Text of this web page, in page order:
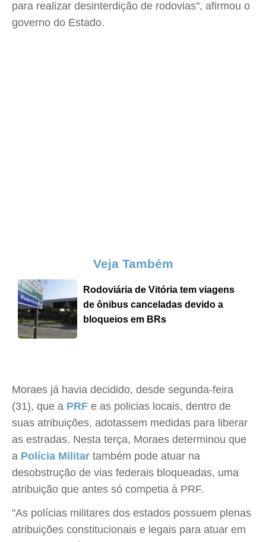
para realizar desinterdição de rodovias", afirmou o
governo do Estado.
Veja Também
Rodoviária de Vitória tem viagens
de ônibus canceladas devido a
bloqueios em BRs
Moraes já havia decidido, desde segunda-feira
(31), que a PRF e as policias locais, dentro de
suas atribuições, adotassem medidas para liberar
as estradas. Nesta terça, Moraes determinou que
a Polícia Militar também pode atuar na
desobstrução de vias federais bloqueadas, uma
atribuição que antes só competia à PRF.
"As polícias militares dos estados possuem plenas
atribuições constitucionais e legais para atuar em